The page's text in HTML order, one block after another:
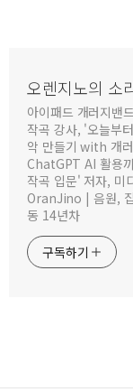
오렌지노의 소
아이패드 개러지
작곡 강사, '오늘부
악 만들기 with 개
ChatGPT AI 활용
작곡 입문' 저자, 미
OranJino | 음원,
동 14년차
구독하기